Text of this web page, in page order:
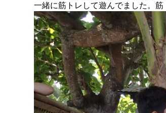
一緒に筋トレして遊んでました。